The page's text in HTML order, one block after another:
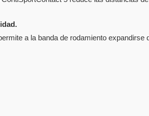
a la banda de rodamiento